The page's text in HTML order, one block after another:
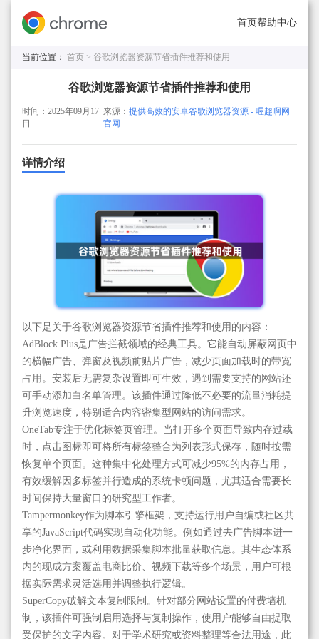
首页帮助中心
当前位置： 首页 > 谷歌浏览器资源节省插件推荐和使用
谷歌浏览器资源节省插件推荐和使用
时间：2025年09月17
日
来源：提供高效的安卓谷歌浏览器资源 - 喔趣啊网
官网
详情介绍
以下是关于谷歌浏览器资源节省插件推荐和使用的内容：
AdBlock Plus是广告拦截领域的经典工具。它能自动屏蔽网页中
的横幅广告、弹窗及视频前贴片广告，减少页面加载时的带宽
占用。安装后无需复杂设置即可生效，遇到需要支持的网站还
可手动添加白名单管理。该插件通过降低不必要的流量消耗提
升浏览速度，特别适合内容密集型网站的访问需求。
OneTab专注于优化标签页管理。当打开多个页面导致内存过载
时，点击图标即可将所有标签整合为列表形式保存，随时按需
恢复单个页面。这种集中化处理方式可减少95%的内存占用，
有效缓解因多标签并行造成的系统卡顿问题，尤其适合需要长
时间保持大量窗口的研究型工作者。
Tampermonkey作为脚本引擎框架，支持运行用户自编或社区共
享的JavaScript代码实现自动化功能。例如通过去广告脚本进一
步净化界面，或利用数据采集脚本批量获取信息。其生态体系
内的现成方案覆盖电商比价、视频下载等多个场景，用户可根
据实际需求灵活选用并调整执行逻辑。
SuperCopy破解文本复制限制。针对部分网站设置的付费墙机
制，该插件可强制启用选择与复制操作，使用户能够自由提取
受保护的文字内容。对于学术研究或资料整理等合法用途，此